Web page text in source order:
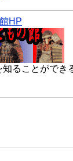
HP
知ることができ